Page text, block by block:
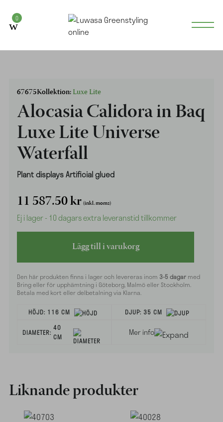
0
67675Kollektion:Luxe Lite
Alocasia Calidora in Baq
Luxe Lite Universe
Waterfall
Plant displays Artificial glued
11 587.50kr (inkl. moms)
Ej i lager - 10 dagars extra leveranstid tillkommer
Lägg till i varukorg
Den här produkten finns i lager och levereras inom 3-5 dagar med
Bring eller för upphämtning i Göteborg, Malmö eller Stockholm.
Betala med kort eller delbetalning via Klarna.
HÖJD: 116 CM DJUP: 35 CM
DIAMETER:
40
CM
Mer info
Liknande produkter